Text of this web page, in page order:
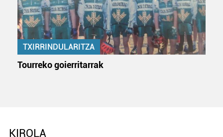
TXIRRINDULARITZA
Tourreko goierritarrak
KIROLA